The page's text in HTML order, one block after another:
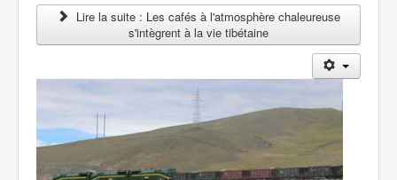
Lire la suite : Les cafés à l'atmosphère chaleureuse
s'intègrent à la vie tibétaine